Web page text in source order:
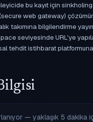
bu kayıt için
web gateway)
takımına bilgilendirme
seviyesinde URL'ye
tehdit istihbarat
— yaklaşık 5 dakika